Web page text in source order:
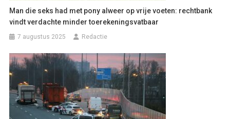
Man die seks had met pony alweer op vrije voeten: rechtbank
vindt verdachte minder toerekeningsvatbaar
7 augustus 2025 Redactie